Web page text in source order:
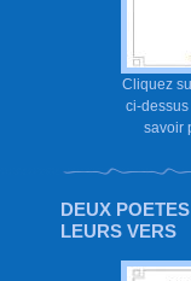
Cliquez
ci-
savoir
DEUX
LEURS VERS